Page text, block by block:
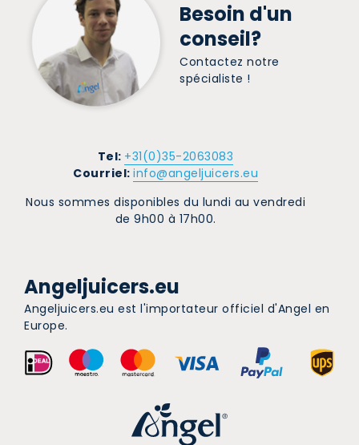
Besoin d'un
conseil?
Contactez notre
spécialiste !
Tel: +31(0)35-2063083
Courriel: info@angeljuicers.eu
Nous sommes disponibles du lundi au vendredi
de 9h00 à 17h00.
Angeljuicers.eu
Angeljuicers.eu est l'importateur officiel d'Angel en
Europe.